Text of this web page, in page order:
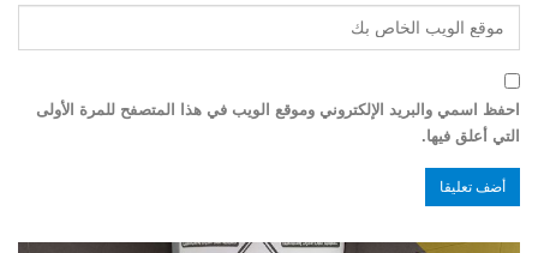
احفظ اسمي والبريد الإلكتروني وموقع الويب في هذا المتصفح للمرة الأولى
التي أعلق فيها.